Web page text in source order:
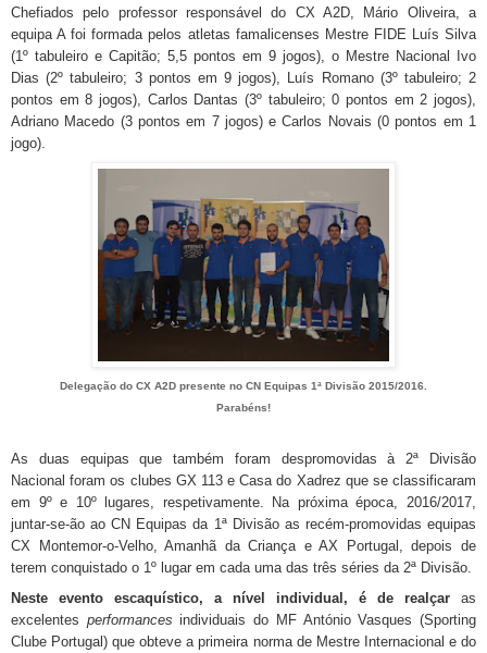
Chefiados pelo professor responsável do CX A2D, Mário Oliveira, a
equipa A foi formada pelos atletas famalicenses Mestre FIDE Luís Silva
(1º tabuleiro e Capitão; 5,5 pontos em 9 jogos), o Mestre Nacional Ivo
Dias (2º tabuleiro; 3 pontos em 9 jogos), Luís Romano (3º tabuleiro; 2
pontos em 8 jogos), Carlos Dantas (3º tabuleiro; 0 pontos em 2 jogos),
Adriano Macedo (3 pontos em 7 jogos) e Carlos Novais (0 pontos em 1
jogo).
Delegação do CX A2D presente no CN Equipas 1ª Divisão 2015/2016.
Parabéns!
As duas equipas que também foram despromovidas à 2ª Divisão
Nacional foram os clubes GX 113 e Casa do Xadrez que se classificaram
em 9º e 10º lugares, respetivamente.
Na próxima época, 2016/2017,
juntar-se-ão ao CN Equipas da 1ª Divisão as recém-promovidas equipas
CX Montemor-o-Velho, Amanhã da Criança e AX Portugal, depois de
terem conquistado o 1º lugar em cada uma das três séries da 2ª Divisão.
Neste evento escaquístico, a nível individual, é de realçar as
excelentes performances individuais do MF António Vasques (Sporting
Clube Portugal) que obteve a primeira norma de Mestre Internacional e do